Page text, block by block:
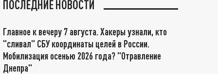
ПОСЛЕДНИЕ НОВОСТИ
Главное к вечеру 7 августа. Хакеры узнали, кто
"сливал" СБУ координаты целей в России.
Мобилизация осенью 2026 года? "Отравление
Днепра"